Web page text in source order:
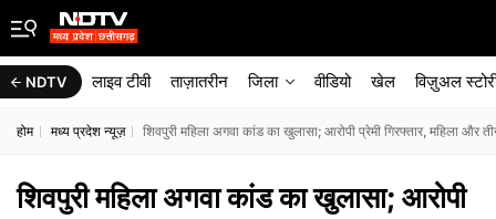
NDTV लाइव टीवी ताज़ातरीन जिला वीडियो खेल विज़ुअल
होम मध्य प्रदेश न्यूज़ शिवपुरी महिला अगवा कांड का खुलासा; आरोपी प्रेमी गिरफ्तार, महिला और
शिवपुरी महिला अगवा कांड का खुलासा; आरोपी